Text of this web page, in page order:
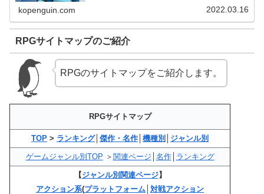
kopenguin.com 2022.03.16
RPGサイトマップのご紹介
RPGのサイトマップをご紹介します。
RPGサイトマップ
TOP > ランキング│ 傑作・名作 機種別 ジャンル別
ゲームジャンル別TOP ＞ 関連ページ 名作│ ランキング
【ジャンル別関連ページ】
アクション系(プラットフォーム 対戦アクション